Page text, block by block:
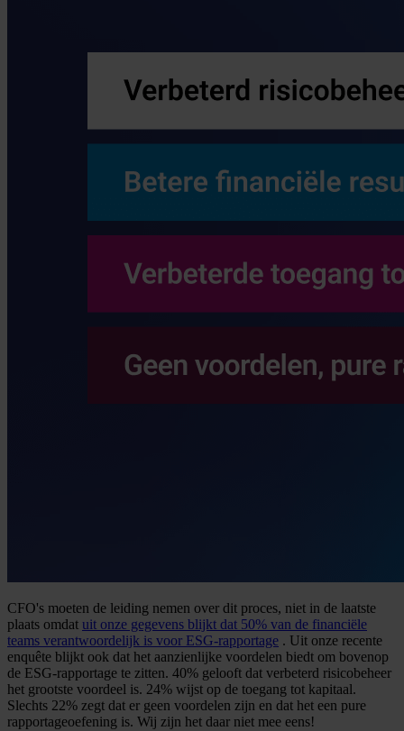
CFO's moeten de leiding nemen over dit proces, niet in de laatste
plaats omdat uit onze gegevens blijkt dat 50% van de financiële
teams verantwoordelijk is voor ESG-rapportage . Uit onze recente
enquête blijkt ook dat het aanzienlijke voordelen biedt om bovenop
de ESG-rapportage te zitten. 40% gelooft dat verbeterd risicobeheer
het grootste voordeel is. 24% wijst op de toegang tot kapitaal.
Slechts 22% zegt dat er geen voordelen zijn en dat het een pure
rapportageoefening is. Wij zijn het daar niet mee eens!